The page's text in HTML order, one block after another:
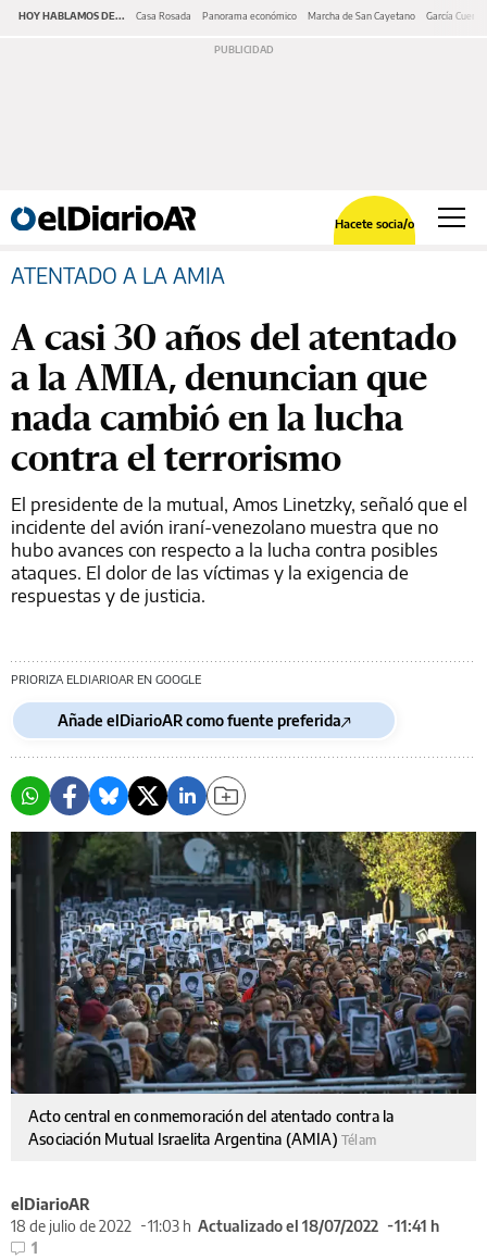
HOY HABLAMOS DE... Casa Rosada Panorama económico Marcha de San Cayetano García Cuerva
Hacete socia/o
ATENTADO A LA AMIA
A casi 30 años del atentado
a la AMIA, denuncian que
nada cambió en la lucha
contra el terrorismo
El presidente de la mutual, Amos Linetzky, señaló que el
incidente del avión iraní-venezolano muestra que no
hubo avances con respecto a la lucha contra posibles
ataques. El dolor de las víctimas y la exigencia de
respuestas y de justicia.
PRIORIZA ELDIARIOAR EN GOOGLE
Añade elDiarioAR como fuente preferida
Acto central en conmemoración del atentado contra la
Asociación Mutual Israelita Argentina (AMIA) Télam
elDiarioAR
18 de julio de 2022
11:03 h Actualizado el 18/07/2022
11:41 h
1